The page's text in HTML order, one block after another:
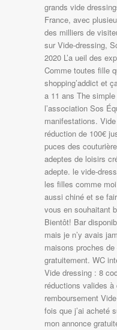
grands vide
France, avec
des milliers de
sur Vide-dressing,
2020 L’a ueil des
Comme toutes fille
shopping’addict et
a 11 ans The
l’association Sos
manifestations.
réduction de 100€
puces des
adeptes de loisirs
adepte. le vide-
les filles comme
aussi chiné et se
vous en souhaitant
Bientôt! Bar
mais je n’y avais
maisons proches
gratuitement. WC
Vide dressing : 8
réductions valides
remboursement
fois que j’ai acheté
mon annonce